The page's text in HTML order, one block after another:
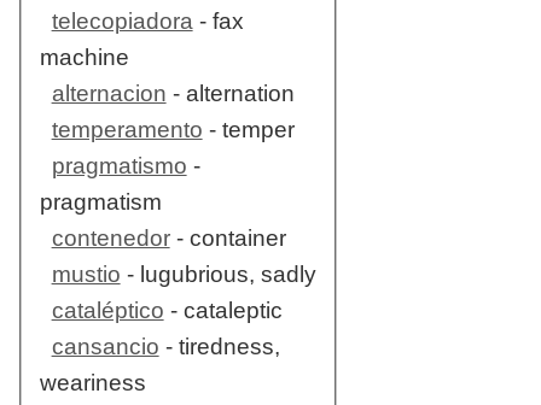
telecopiadora - fax
machine
alternacion - alternation
temperamento - temper
pragmatismo -
pragmatism
contenedor- container
mustio - lugubrious, sadly
cataléptico - cataleptic
cansancio - tiredness,
weariness